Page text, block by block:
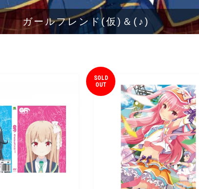
ガールフレンド(仮)＆(♪)
SOLD
OUT